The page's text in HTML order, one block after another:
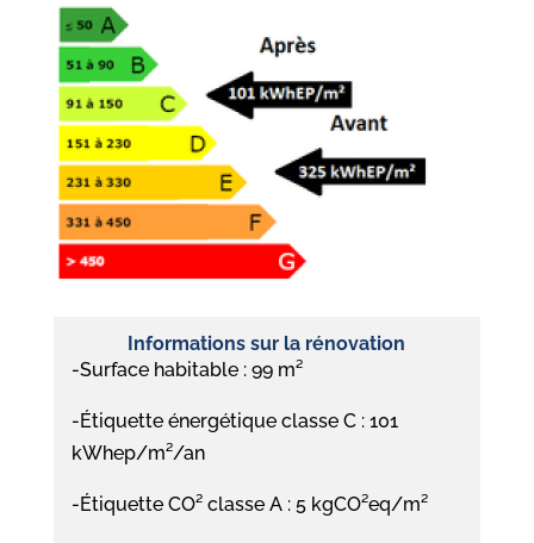
Informations sur la rénovation
-Surface habitable : 99 m²
-Étiquette énergétique classe C : 101
kWhep/m²/an
-Étiquette CO² classe A : 5 kgCO²eq/m²